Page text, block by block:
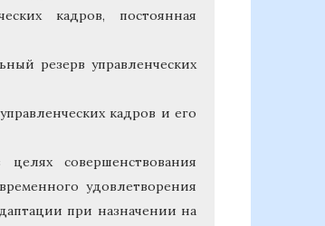
кадров, постоянная
резерв управленческих
кадров и его
совершенствования
удовлетворения
при назначении на